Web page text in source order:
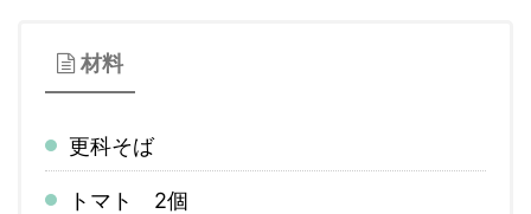
材料
更科そば
トマト 2個